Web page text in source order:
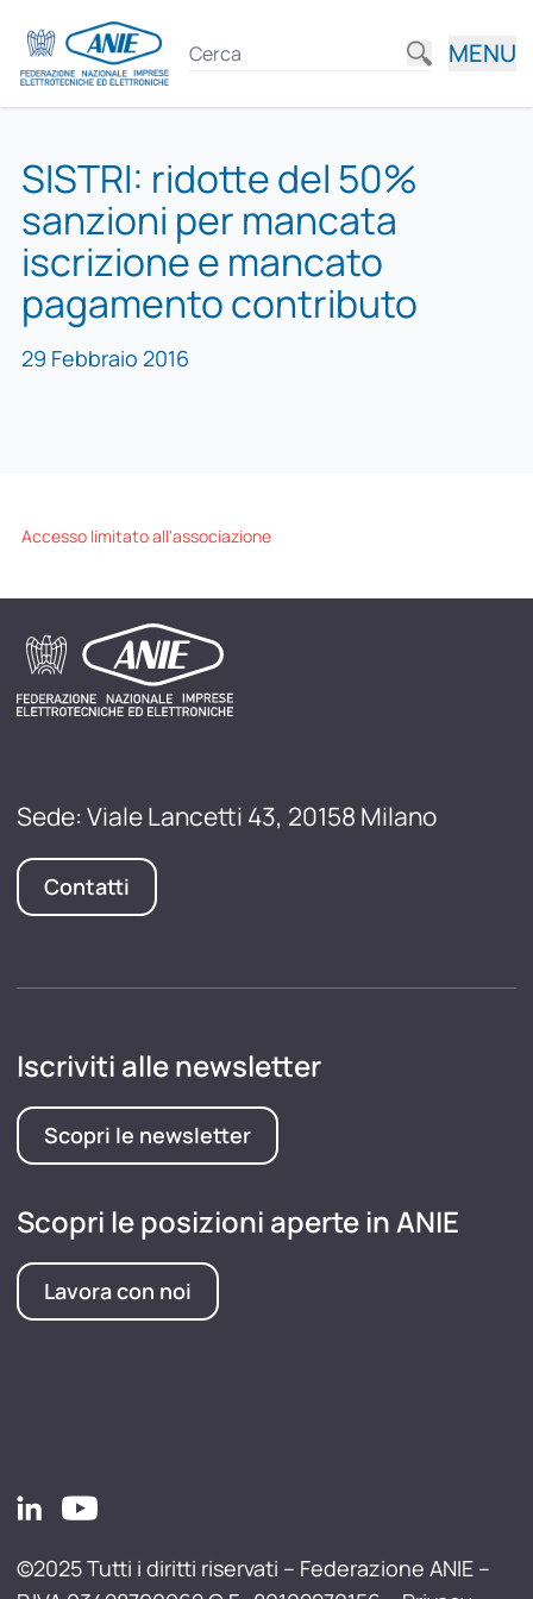
MENU
SISTRI: ridotte del 50%
sanzioni per mancata
iscrizione e mancato
pagamento contributo
29 Febbraio 2016
Accesso limitato all'associazione
Sede: Viale Lancetti 43, 20158 Milano
Contatti
Iscriviti alle newsletter
Scopri le newsletter
Scopri le posizioni aperte in ANIE
Lavora con noi
©2025 Tutti i diritti riservati – Federazione ANIE –